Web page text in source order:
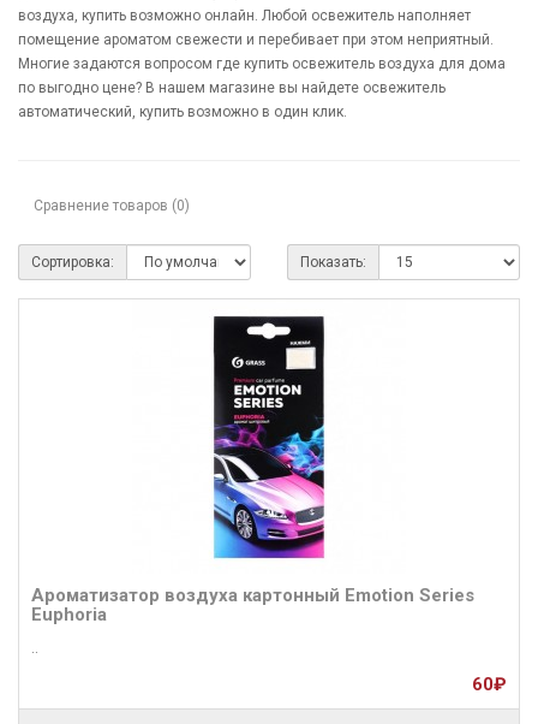
воздуха, купить возможно онлайн. Любой освежитель наполняет
помещение ароматом свежести и перебивает при этом неприятный.
Многие задаются вопросом где купить освежитель воздуха для дома
по выгодно цене? В нашем магазине вы найдете освежитель
автоматический, купить возможно в один клик.
Сравнение товаров (0)
Сортировка: Показать:
Ароматизатор воздуха картонный Emotion Series
Euphoria
..
60₽